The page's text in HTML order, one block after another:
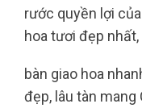
rước quyền lợi
hoa tươi đẹp
bàn giao hoa
đẹp, lâu tàn